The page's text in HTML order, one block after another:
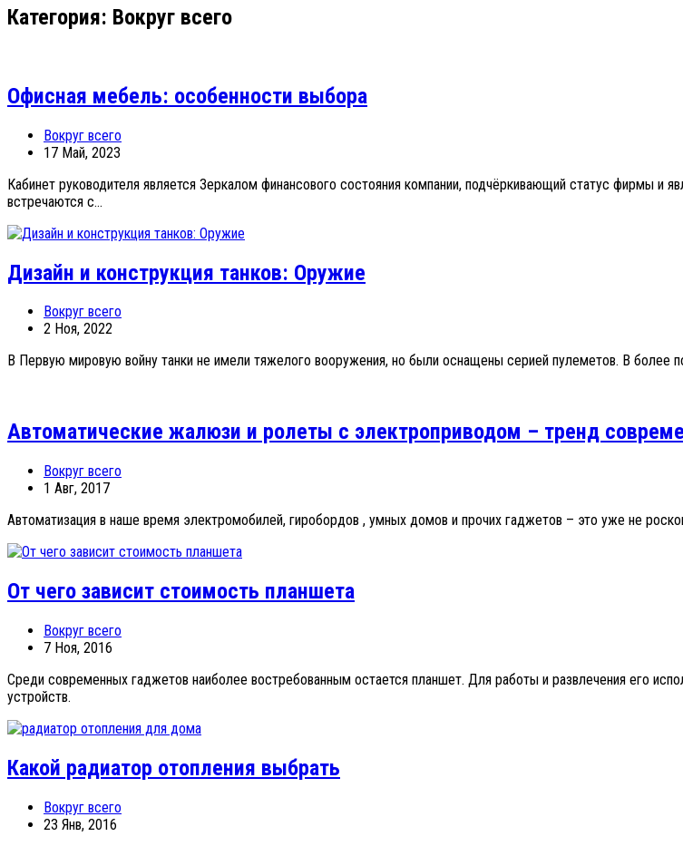
Кaтегория: Вокруг всего
Офисная мебель: особенности выбора
Вокруг всего
17 Май, 2023
Кабинет руководителя является Зеркалом финансового состояния компании, подчёркивающий статус фирмы
встречаются с...
Дизайн и конструкция танков: Оружие
Вокруг всего
2 Ноя, 2022
В Первую мировую войну танки не имели тяжелого вооружения, но были оснащены серией пулеметов. В более
Автоматические жалюзи и ролеты с электроприводом – тренд
Вокруг всего
1 Авг, 2017
Автоматизация в наше время электромобилей, гиробордов , умных домов и прочих гаджетов – это уже не
От чего зависит стоимость планшета
Вокруг всего
7 Ноя, 2016
Среди современных гаджетов наиболее востребованным остается планшет. Для работы и развлечения его
устройств.
Какой радиатор отопления выбрать
Вокруг всего
23 Янв, 2016